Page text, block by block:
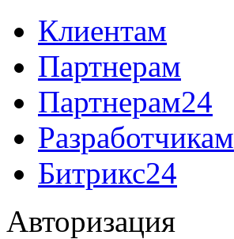
Клиентам
Партнерам
Партнерам24
Разработчикам
Битрикс24
Авторизация